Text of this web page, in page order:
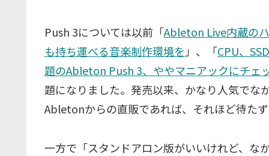
Push 3については以前「Ableton Live内蔵の
も持ち運べる音楽制作環境を」、「CPU、
題のAbleton Push 3、ややマニアックにチェ
題になりました。発売以来、かなり人気でな
Abletonからの直販であれば、それほど待た
一方で「スタンドアロン版がいいけれど、な